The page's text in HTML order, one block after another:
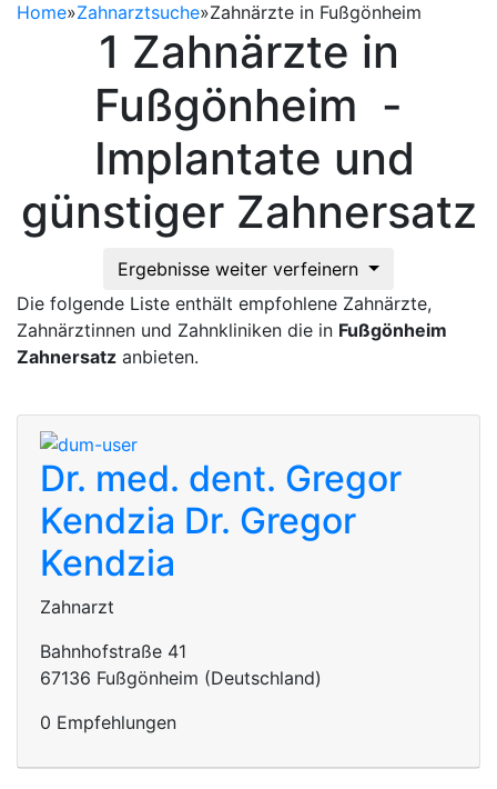
Home»Zahnarztsuche»Zahnärzte in Fußgönheim
1 Zahnärzte in
Fußgönheim -
Implantate und
günstiger Zahnersatz
Ergebnisse weiter verfeinern
Die folgende Liste enthält empfohlene Zahnärzte,
Zahnärztinnen und Zahnkliniken die in Fußgönheim
Zahnersatz anbieten.
Dr. med. dent. Gregor
Kendzia Dr. Gregor
Kendzia
Zahnarzt
Bahnhofstraße 41
67136 Fußgönheim (Deutschland)
0 Empfehlungen